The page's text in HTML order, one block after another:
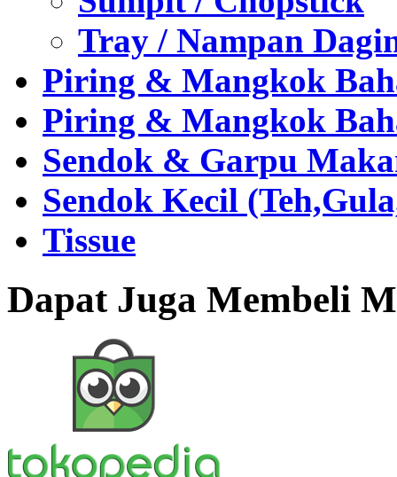
Tray / Nampan
Piring & Mangkok
Piring & Mangkok
Sendok & Garpu
Sendok Kecil
Tissue
Dapat Juga Membeli